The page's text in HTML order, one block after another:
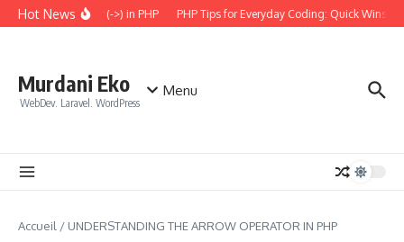
Aller au contenu
Hot News
the Arrow Operator (->) in PHP PHP Tips for Everyday Coding: Quick Wins
Murdani Eko
WebDev. Laravel. WordPress
Menu
Accueil / UNDERSTANDING THE ARROW OPERATOR IN PHP